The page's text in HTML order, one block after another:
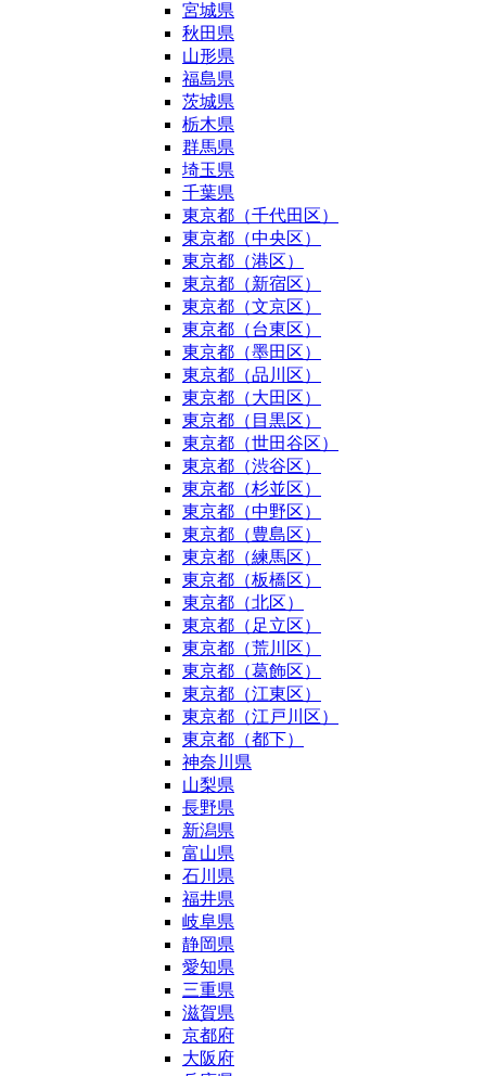
宮城県
秋田県
山形県
福島県
茨城県
栃木県
群馬県
埼玉県
千葉県
東京都（千代田区）
東京都（中央区）
東京都（港区）
東京都（新宿区）
東京都（文京区）
東京都（台東区）
東京都（墨田区）
東京都（品川区）
東京都（大田区）
東京都（目黒区）
東京都（世田谷区）
東京都（渋谷区）
東京都（杉並区）
東京都（中野区）
東京都（豊島区）
東京都（練馬区）
東京都（板橋区）
東京都（北区）
東京都（足立区）
東京都（荒川区）
東京都（葛飾区）
東京都（江東区）
東京都（江戸川区）
東京都（都下）
神奈川県
山梨県
長野県
新潟県
富山県
石川県
福井県
岐阜県
静岡県
愛知県
三重県
滋賀県
京都府
大阪府